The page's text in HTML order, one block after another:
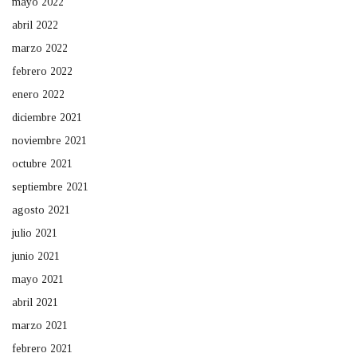
abril 2022
marzo 2022
febrero 2022
enero 2022
diciembre 2021
noviembre 2021
octubre 2021
septiembre 2021
agosto 2021
julio 2021
junio 2021
mayo 2021
abril 2021
marzo 2021
febrero 2021